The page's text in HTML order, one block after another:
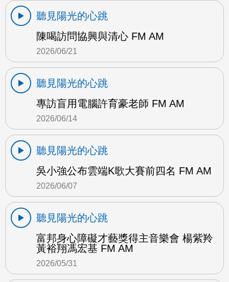
聽見陽光的心跳
陳喝訪問協興與清心 FM AM
2026/06/21
聽見陽光的心跳
專訪盲用電腦許育豪老師 FM AM
2026/06/14
聽見陽光的心跳
吳小強公布雲端K歌大賽前四名 FM AM
2026/06/07
聽見陽光的心跳
富邦身心障礙才藝獎得主音樂會 楊紫羚
黃裕翔馮宏基 FM AM
2026/05/31